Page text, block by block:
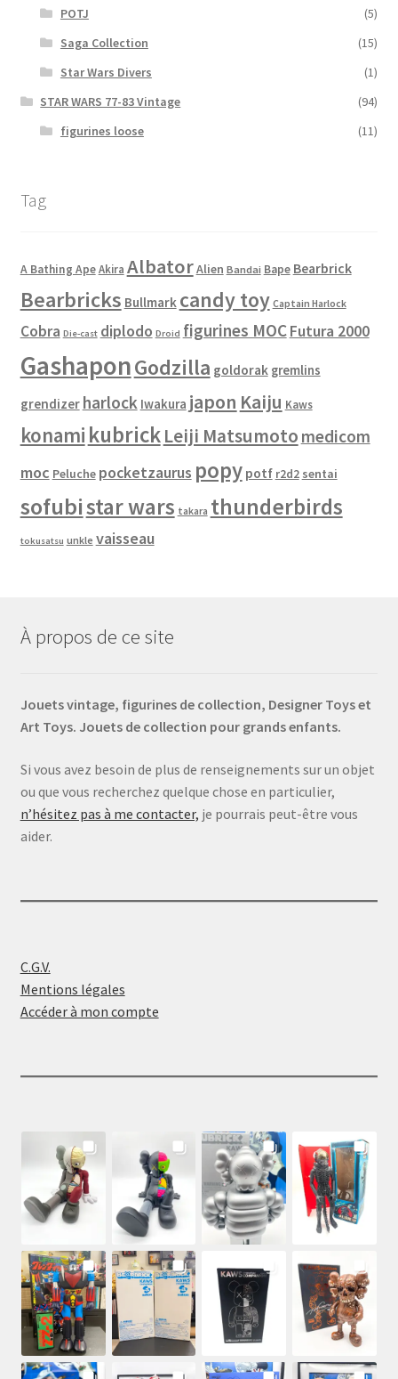
POTJ
(5)
Saga Collection
(15)
Star Wars Divers
(1)
STAR WARS 77-83 Vintage
(94)
figurines loose
(11)
Tag
A Bathing Ape Akira AlbatorAlien Bandai Bape Bearbrick
Bearbricks Bullmark candy toy Captain Harlock
Cobra Die-cast diplodo Droid figurines MOCFutura 2000
GashaponGodzilla goldorak gremlins
grendizer harlock Iwakura japon Kaiju Kaws
konami kubrickLeiji Matsumoto medicom
moc Peluche pocketzaurus popy potf r2d2 sentai
sofubistar wars takara thunderbirds
tokusatsu unkle vaisseau
À propos de ce site
Jouets vintage, figurines de collection, Designer Toys et
Art Toys. Jouets de collection pour grands enfants.
Si vous avez besoin de plus de renseignements sur un objet
ou que vous recherchez quelque chose en particulier,
n’hésitez pas à me contacter, je pourrais peut-être vous
aider.
C.G.V.
Mentions légales
Accéder à mon compte